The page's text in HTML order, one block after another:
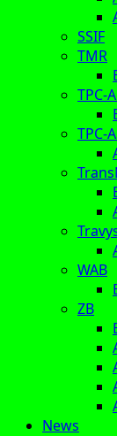
SSIF
TMR
TPC-
TPC-
WAB
ZB
News